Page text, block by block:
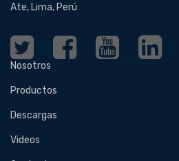
Ate, Lima, Perú
Nosotros
Productos
Descargas
Videos